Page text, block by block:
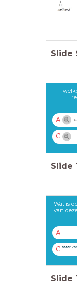
Slide
A
C
Slide
Wat is
van
A
C ester
Slide